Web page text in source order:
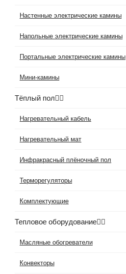
Настенные электрические камины
Напольные электрические камины
Портальные электрические камины
Мини-камины
Тёплый пол
Нагревательный кабель
Нагревательный мат
Инфракрасный плёночный пол
Терморегуляторы
Комплектующие
Тепловое оборудование
Масляные обогреватели
Конвекторы